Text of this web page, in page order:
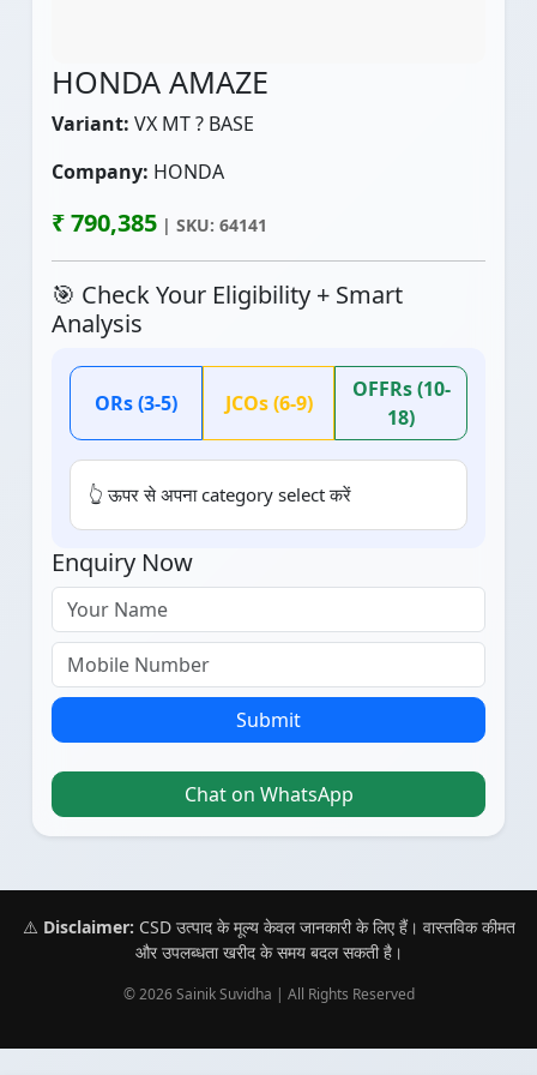
HONDA AMAZE
Variant: VX MT ? BASE
Company: HONDA
₹ 790,385 | SKU: 64141
🎯 Check Your Eligibility + Smart
Analysis
ORs (3-5) JCOs (6-9)
OFFRs (10-
18)
👆 ऊपर से अपना category select करें
Enquiry Now
Submit
Chat on WhatsApp
⚠️ Disclaimer: CSD उत्पाद के मूल्य केवल जानकारी के लिए हैं। वास्तविक कीमत
और उपलब्धता खरीद के समय बदल सकती है।
© 2026 Sainik Suvidha | All Rights Reserved